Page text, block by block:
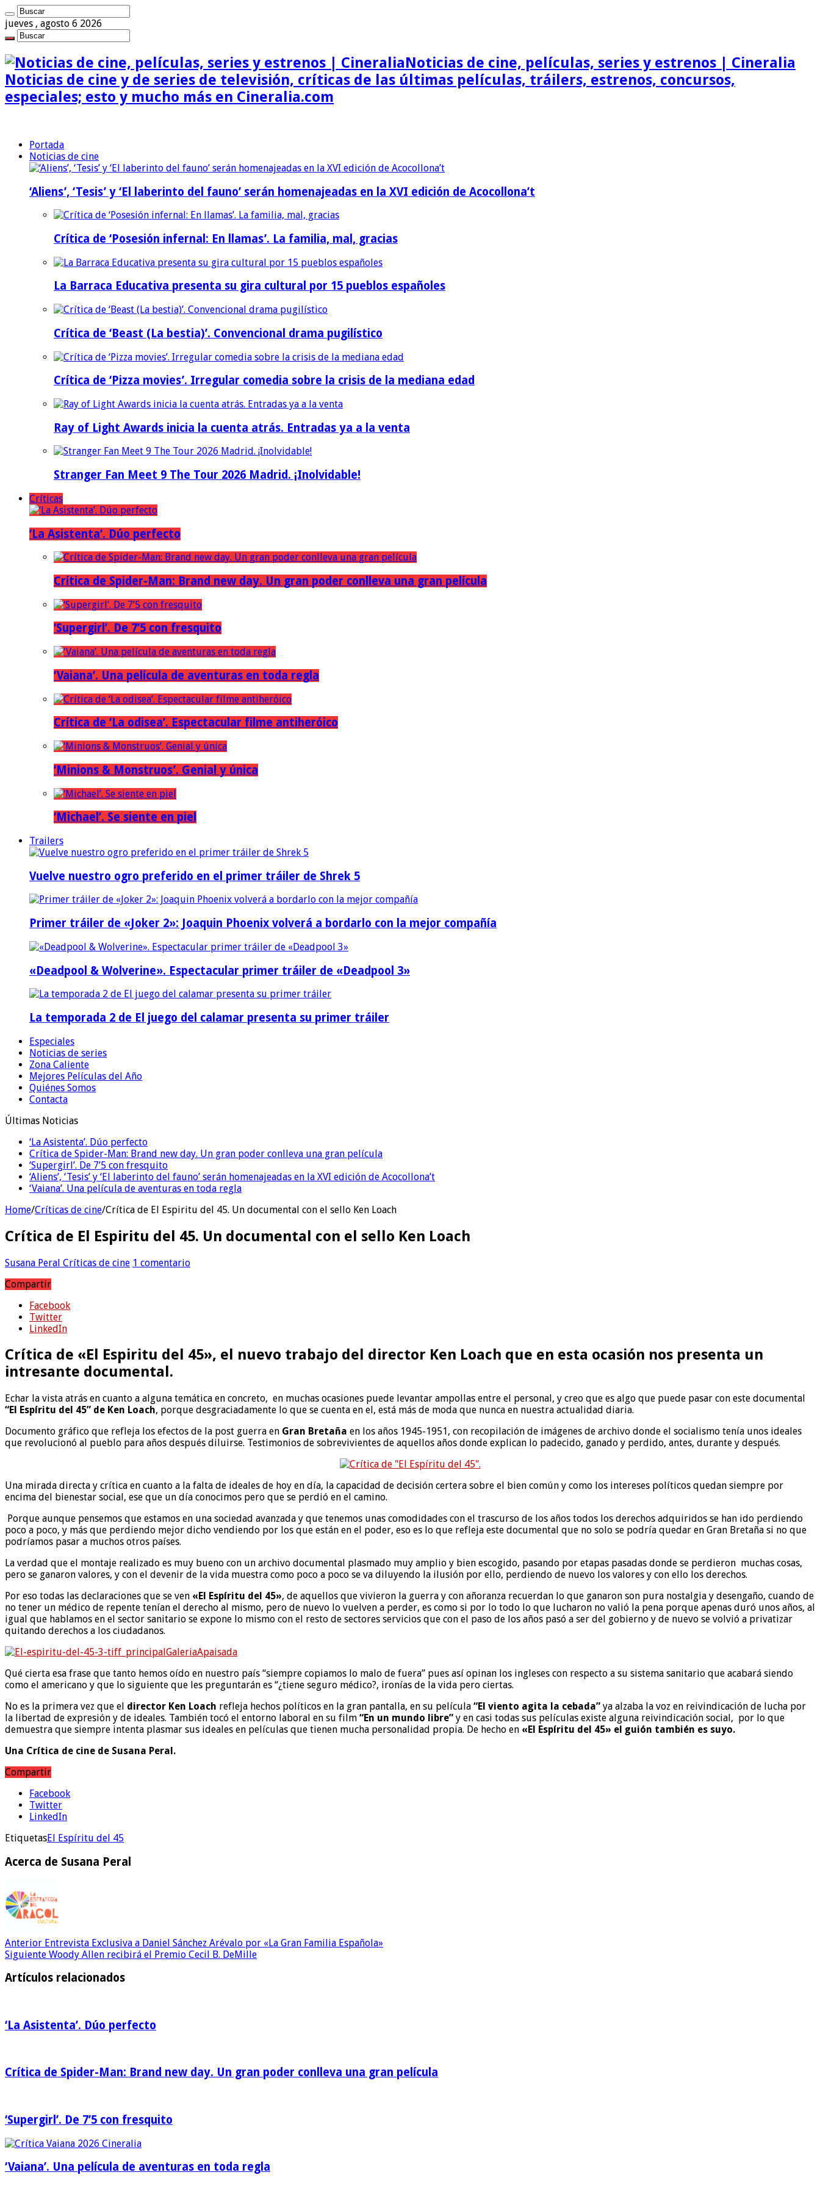
jueves , agosto 6 2026
Noticias de cine, películas, series y estrenos | Cineralia
Noticias de cine y de series de televisión, críticas de las últimas películas, tráilers, estrenos, concursos,
especiales; esto y mucho más en Cineralia.com
Portada
Noticias de cine
‘Aliens’, ‘Tesis’ y ‘El laberinto del fauno’ serán homenajeadas en la XVI edición de Acocollona’t
Crítica de ‘Posesión infernal: En llamas’. La familia, mal, gracias
La Barraca Educativa presenta su gira cultural por 15 pueblos españoles
Crítica de ‘Beast (La bestia)’. Convencional drama pugilístico
Crítica de ‘Pizza movies’. Irregular comedia sobre la crisis de la mediana edad
Ray of Light Awards inicia la cuenta atrás. Entradas ya a la venta
Stranger Fan Meet 9 The Tour 2026 Madrid. ¡Inolvidable!
Críticas
‘La Asistenta’. Dúo perfecto
Crítica de Spider-Man: Brand new day. Un gran poder conlleva una gran película
‘Supergirl’. De 7’5 con fresquito
‘Vaiana’. Una película de aventuras en toda regla
Crítica de ‘La odisea’. Espectacular filme antiheróico
‘Minions & Monstruos’. Genial y única
‘Michael’. Se siente en piel
Trailers
Vuelve nuestro ogro preferido en el primer tráiler de Shrek 5
Primer tráiler de «Joker 2»: Joaquin Phoenix volverá a bordarlo con la mejor compañía
«Deadpool & Wolverine». Espectacular primer tráiler de «Deadpool 3»
La temporada 2 de El juego del calamar presenta su primer tráiler
Especiales
Noticias de series
Zona Caliente
Mejores Películas del Año
Quiénes Somos
Contacta
Últimas Noticias
‘La Asistenta’. Dúo perfecto
Crítica de Spider-Man: Brand new day. Un gran poder conlleva una gran película
‘Supergirl’. De 7’5 con fresquito
‘Aliens’, ‘Tesis’ y ‘El laberinto del fauno’ serán homenajeadas en la XVI edición de Acocollona’t
‘Vaiana’. Una película de aventuras en toda regla
Home/Críticas de cine/Crítica de El Espiritu del 45. Un documental con el sello Ken Loach
Crítica de El Espiritu del 45. Un documental con el sello Ken Loach
Susana Peral Críticas de cine 1 comentario
Compartir
Facebook
Twitter
LinkedIn
Crítica de «El Espiritu del 45», el nuevo trabajo del director Ken Loach que en esta ocasión nos presenta un
intresante documental .
Echar la vista atrás en cuanto a alguna temática en concreto, en muchas ocasiones puede levantar ampollas entre el personal, y creo que es algo que puede pasar con este documental
“El Espíritu del 45” de Ken Loach, porque desgraciadamente lo que se cuenta en el, está más de moda que nunca en nuestra actualidad diaria.
Documento gráfico que refleja los efectos de la post guerra en Gran Bretaña en los años 1945-1951, con recopilación de imágenes de archivo donde el socialismo tenía unos ideales
que revolucionó al pueblo para años después diluirse. Testimonios de sobrevivientes de aquellos años donde explican lo padecido, ganado y perdido, antes, durante y después.
Una mirada directa y crítica en cuanto a la falta de ideales de hoy en día, la capacidad de decisión certera sobre el bien común y como los intereses políticos quedan siempre por
encima del bienestar social, ese que un día conocimos pero que se perdió en el camino.
Porque aunque pensemos que estamos en una sociedad avanzada y que tenemos unas comodidades con el trascurso de los años todos los derechos adquiridos se han ido perdiendo
poco a poco, y más que perdiendo mejor dicho vendiendo por los que están en el poder, eso es lo que refleja este documental que no solo se podría quedar en Gran Bretaña si no que
podríamos pasar a muchos otros países.
La verdad que el montaje realizado es muy bueno con un archivo documental plasmado muy amplio y bien escogido, pasando por etapas pasadas donde se perdieron muchas cosas,
pero se ganaron valores, y con el devenir de la vida muestra como poco a poco se va diluyendo la ilusión por ello, perdiendo de nuevo los valores y con ello los derechos.
Por eso todas las declaraciones que se ven «El Espíritu del 45», de aquellos que vivieron la guerra y con añoranza recuerdan lo que ganaron son pura nostalgia y desengaño, cuando de
no tener un médico de repente tenían el derecho al mismo, pero de nuevo lo vuelven a perder, es como si por lo todo lo que lucharon no valió la pena porque apenas duró unos años, al
igual que hablamos en el sector sanitario se expone lo mismo con el resto de sectores servicios que con el paso de los años pasó a ser del gobierno y de nuevo se volvió a privatizar
quitando derechos a los ciudadanos.
Qué cierta esa frase que tanto hemos oído en nuestro país “siempre copiamos lo malo de fuera” pues así opinan los ingleses con respecto a su sistema sanitario que acabará siendo
como el americano y que lo siguiente que les preguntarán es “¿tiene seguro médico?, ironías de la vida pero ciertas.
No es la primera vez que el director Ken Loach refleja hechos políticos en la gran pantalla, en su película “El viento agita la cebada” ya alzaba la voz en reivindicación de lucha por
la libertad de expresión y de ideales. También tocó el entorno laboral en su film “En un mundo libre” y en casi todas sus películas existe alguna reivindicación social, por lo que
demuestra que siempre intenta plasmar sus ideales en películas que tienen mucha personalidad propia. De hecho en «El Espíritu del 45» el guión también es suyo.
Una Crítica de cine de Susana Peral.
Compartir
Facebook
Twitter
LinkedIn
EtiquetasEl Espíritu del 45
Acerca de Susana Peral
Anterior Entrevista Exclusiva a Daniel Sánchez Arévalo por «La Gran Familia Española»
Siguiente Woody Allen recibirá el Premio Cecil B. DeMille
Artículos relacionados
‘La Asistenta’. Dúo perfecto
Crítica de Spider-Man: Brand new day. Un gran poder conlleva una gran película
‘Supergirl’. De 7’5 con fresquito
‘Vaiana’. Una película de aventuras en toda regla